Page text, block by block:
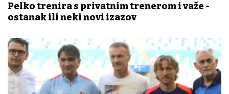
Pelko trenira s privatnim trenerom i važe -
ostanak ili neki novi izazov